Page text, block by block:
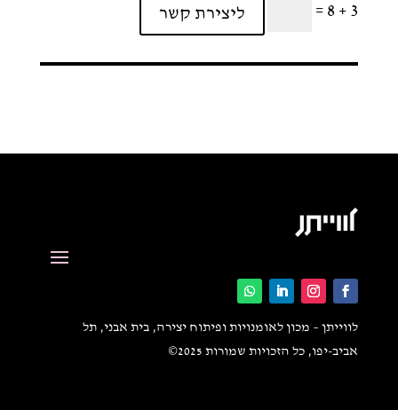
3 + 8
= ליצירת קשר
לווייתן – מכון לאומנויות ופיתוח יצירה, בית אבני, תל
אביב-יפו, כל הזכויות שמורות 2025©